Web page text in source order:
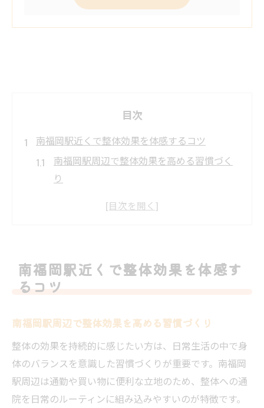
目次
南福岡駅近くで整体効果を体感するコツ
南福岡駅周辺で整体効果を高める習慣づく
り
南福岡駅の利便性を活かした整体活用術
整体で感じる体の変化はいつから現れる？
整体効果はいつから実感できるのか解説
南福岡駅で整体後に変化を感じる目安
整体の効果が現れる段階的なプロセス
体の変化を見逃さない整体の通院記録法
南福岡駅近くで整体効果を体感す
るコツ
南福岡駅周辺で整体効果を高める習慣づくり
整体の効果を持続的に感じたい方は、日常生活の中で身
体のバランスを意識した習慣づくりが重要です。南福岡
駅周辺は通勤や買い物に便利な立地のため、整体への通
院を日常のルーティンに組み込みやすいのが特徴です。